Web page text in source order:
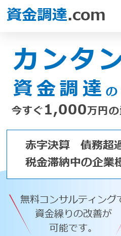
資金調達.com
カンタ
資金調達 の
今すぐ1,000万円
赤字決算
債務超
税金滞納中の企業
無料コンサルティング
資金繰りの改善が
可能です。